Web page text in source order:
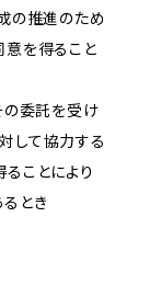
の推進のため
意を得ること
の委託を受け
して協力する
ことにより
とき